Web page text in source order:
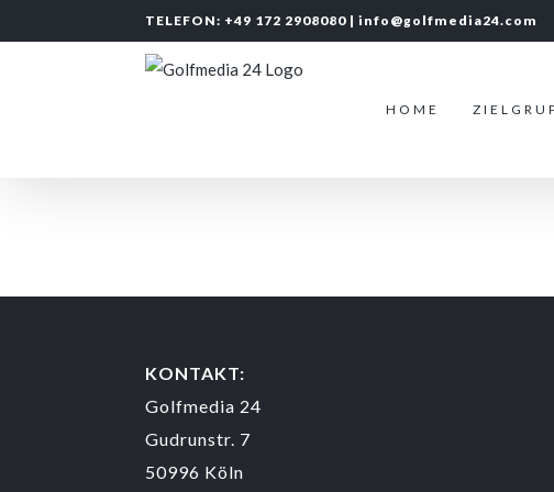
Inhalt
TELEFON: +49 172 2908080 | info@golfmedia24.com
HOME
KONTAKT:
Golfmedia 24
Gudrunstr. 7
50996 Köln